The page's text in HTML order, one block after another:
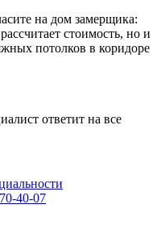
на дом замерщика:
стоимость, но и
потолков в коридоре
ответит на все
40-07